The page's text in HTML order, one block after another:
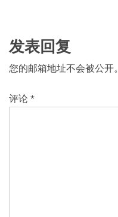
发表回复
您的邮箱地址不会被公开。
评论 *